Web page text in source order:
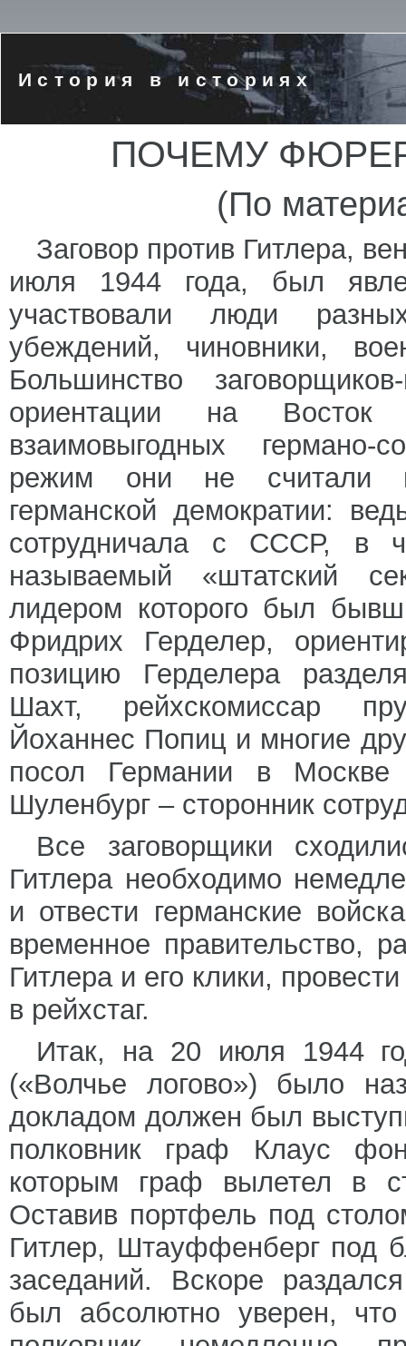
История в историях
ПОЧЕМУ
(По
Заговор против Гитлера,
июля 1944 года, был
участвовали люди
убеждений, чиновники,
Большинство
ориентации на
взаимовыгодных германо-
режим они не считали
германской демократии:
сотрудничала с СССР, в
называемый «штатский
лидером которого был
Фридрих Герделер,
позицию Герделера
Шахт, рейхскомиссар
Йоханнес Попиц и многие
посол Германии в
Шуленбург – сторонник
Все заговорщики
Гитлера необходимо
и отвести германские
временное правительство,
Гитлера и его клики,
в рейхстаг.
Итак, на 20 июля 1944
(«Волчье логово») было
докладом должен был
полковник граф Клаус
которым граф вылетел в
Оставив портфель под
Гитлер, Штауффенберг под
заседаний. Вскоре
был абсолютно уверен,